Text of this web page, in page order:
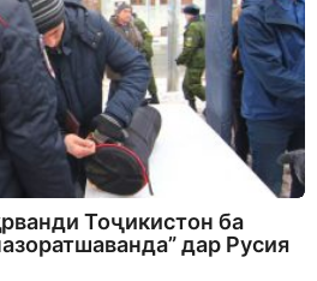
Тоҷикистон ба
дар Русия